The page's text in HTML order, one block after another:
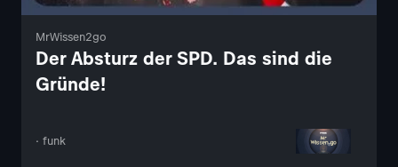
MrWissen2go
Der Absturz der SPD. Das sind die
Gründe!
· funk